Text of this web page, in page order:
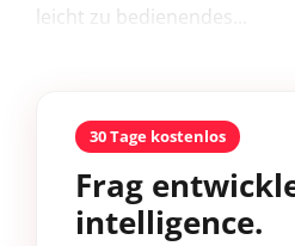
leicht zu bedienendes...
30 Tage kostenlos
Frag
intelligence.